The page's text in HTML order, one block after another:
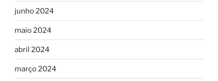
junho 2024
maio 2024
abril 2024
março 2024